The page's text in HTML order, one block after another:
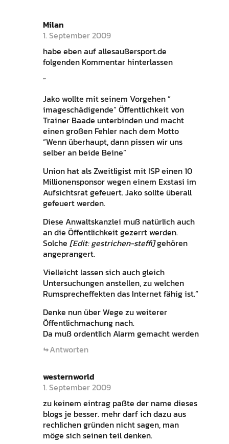
Milan
1. September 2009
habe eben auf allesaußersport.de
folgenden Kommentar hinterlassen
“
Jako wollte mit seinem Vorgehen ”
imageschädigende” Öffentlichkeit von
Trainer Baade unterbinden und macht
einen großen Fehler nach dem Motto
“Wenn überhaupt, dann pissen wir uns
selber an beide Beine”
Union hat als Zweitligist mit ISP einen 10
Millionensponsor wegen einem Exstasi im
Aufsichtsrat gefeuert. Jako sollte überall
gefeuert werden.
Diese Anwaltskanzlei muß natürlich auch
an die Öffentlichkeit gezerrt werden.
Solche [Edit: gestrichen-steffi]gehören
angeprangert.
Vielleicht lassen sich auch gleich
Untersuchungen anstellen, zu welchen
Rumsprecheffekten das Internet fähig ist.“
Denke nun über Wege zu weiterer
Öffentlichmachung nach.
Da muß ordentlich Alarm gemacht werden
Antworten
westernworld
1. September 2009
zu keinem eintrag paßte der name dieses
blogs je besser. mehr darf ich dazu aus
rechlichen gründen nicht sagen, man
möge sich seinen teil denken.